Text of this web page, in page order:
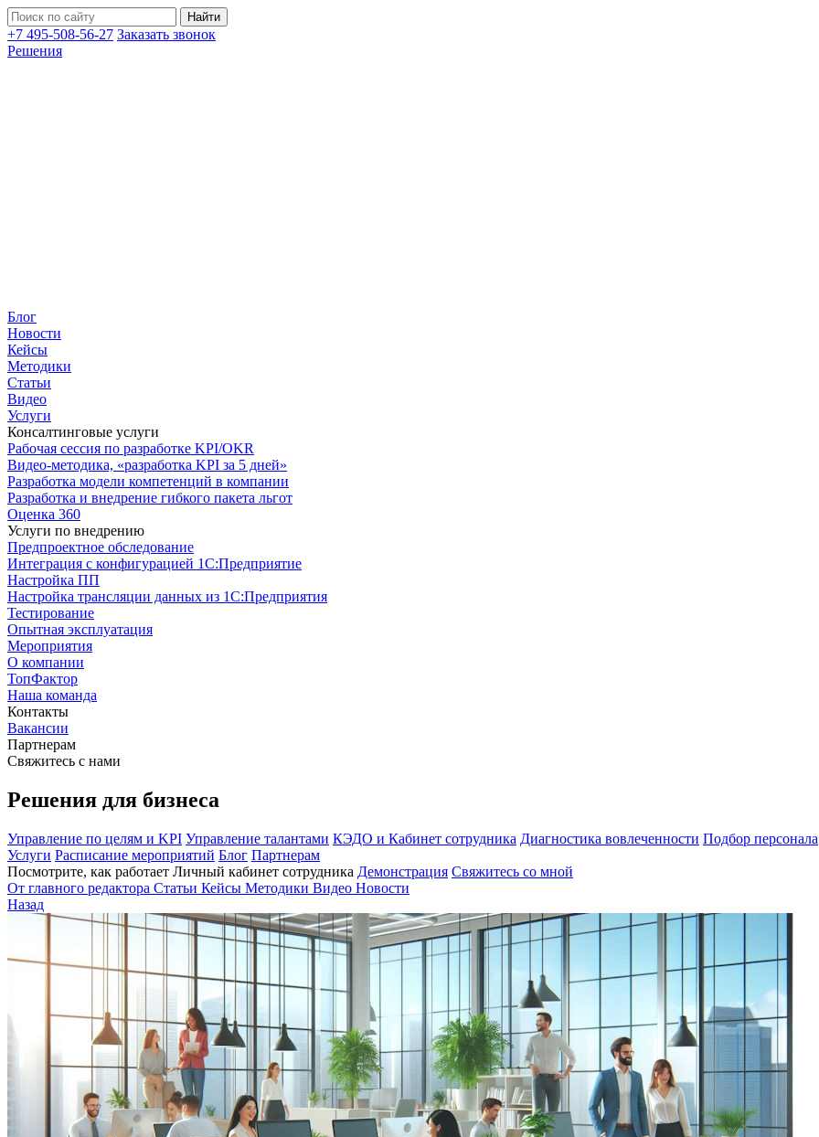
+7 495-508-56-27 Заказать звонок
Решения
Блог
Новости
Кейсы
Методики
Статьи
Видео
Услуги
Консалтинговые услуги
Рабочая сессия по разработке KPI/OKR
Видео-методика, «разработка KPI за 5 дней»
Разработка модели компетенций в компании
Разработка и внедрение гибкого пакета льгот
Оценка 360
Услуги по внедрению
Предпроектное обследование
Интеграция с конфигурацией 1С:Предприятие
Настройка ПП
Настройка трансляции данных из 1С:Предприятия
Тестирование
Опытная эксплуатация
Мероприятия
О компании
ТопФактор
Наша команда
Контакты
Вакансии
Партнерам
Свяжитесь с нами
Решения для бизнеса
Управление по целям и KPI Управление талантами КЭДО и Кабинет сотрудника Диагностика вовлеченности Подбор персонала
Услуги Расписание мероприятий Блог Партнерам
Посмотрите, как работает Личный кабинет сотрудника Демонстрация Свяжитесь со мной
От главного редактора Статьи Кейсы Методики Видео Новости
Назад